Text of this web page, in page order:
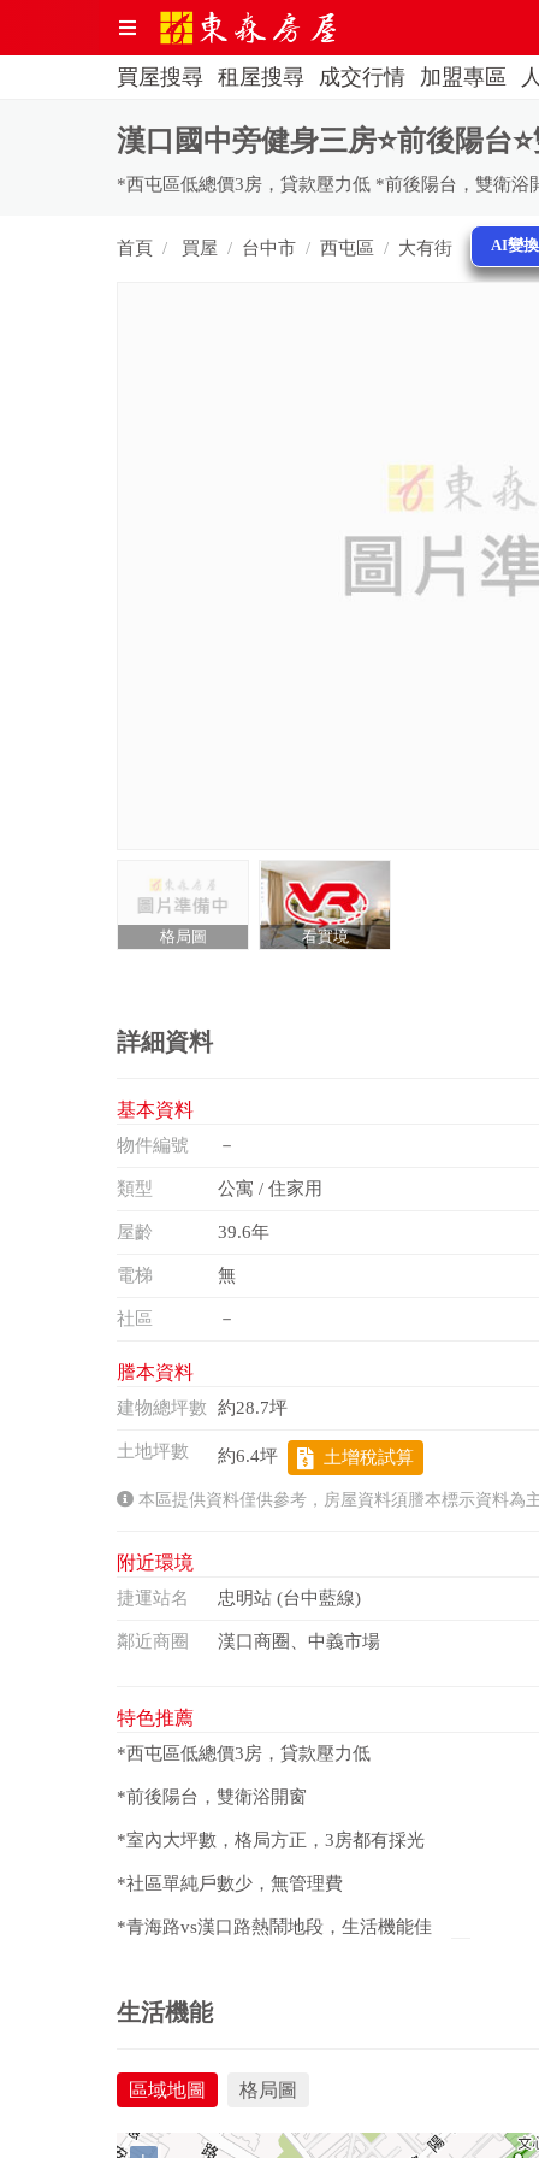
買屋搜尋 租屋搜尋 成交行情 加盟專區
漢口國中旁健身三房⭐前後陽台
*西屯區低總價3房，貸款壓力低 *前後陽台，雙衛
首頁 買屋 台中市 西屯區 大有街 AI變
格局圖 看實境
詳細資料
基本資料
物件編號 －
類型 公寓 / 住家用
屋齡 39.6年
電梯 無
社區 －
謄本資料
建物總坪數 約28.7坪
土地坪數 約6.4坪 土增稅試算
本區提供資料僅供參考，房屋資料須謄本標示資料為
附近環境
捷運站名 忠明站 (台中藍線)
鄰近商圈 漢口商圈、中義市場
特色推薦
*西屯區低總價3房，貸款壓力低
*前後陽台，雙衛浴開窗
*室內大坪數，格局方正，3房都有採光
*社區單純戶數少，無管理費
*青海路vs漢口路熱鬧地段，生活機能佳
生活機能
區域地圖 格局圖